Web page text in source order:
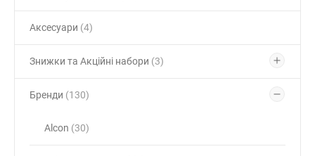
Аксесуари (4)
Знижки та Акційні набори (3)
Бренди (130)
Alcon (30)